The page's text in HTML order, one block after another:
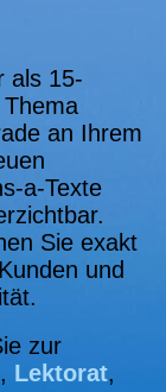
als 15-
an Ihrem
a-Texte
Sie exakt
und
zur
, Lektorat,